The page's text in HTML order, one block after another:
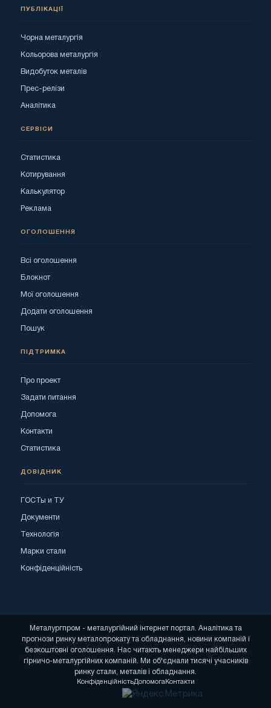
ПУБЛІКАЦІЇ
Чорна металургія
Кольорова металургія
Видобуток металів
Прес-релізи
Аналітика
СЕРВІСИ
Статистика
Котирування
Калькулятор
Реклама
ОГОЛОШЕННЯ
Всі оголошення
Блокнот
Мої оголошення
Додати оголошення
Пошук
ПІДТРИМКА
Про проект
Задати питання
Допомога
Контакти
Статистика
ДОВІДНИК
ГОСТы и ТУ
Документи
Технологія
Марки стали
Конфіденційність
Металургпром - металургійний інтернет портал. Аналітика та
прогнози ринку металопрокату та обладнання, новини компаній і
безкоштовні оголошення. Нас читають менеджери найбільших
гірничо-металургійних компаній. Ми об'єднали тисячі учасників
ринку стали, металів і обладнання.
КонфіденційністьДопомогаКонтакти